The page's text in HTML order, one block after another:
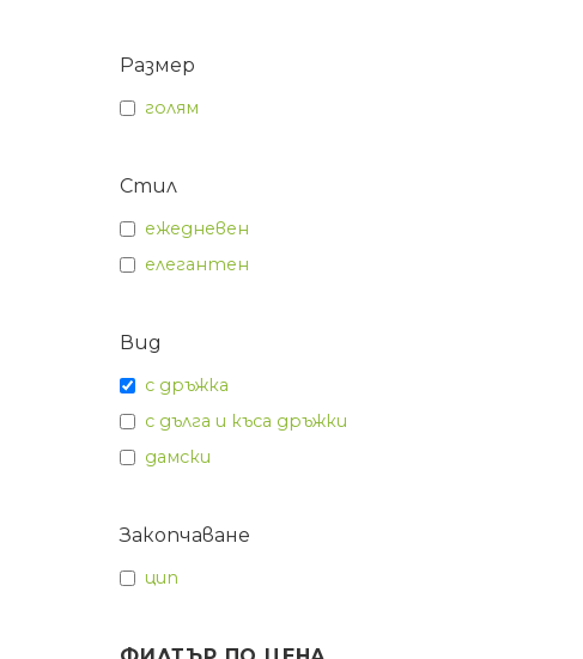
Размер
голям
Стил
ежедневен
елегантен
Вид
с дръжка
с дълга и къса дръжки
дамски
Закопчаване
цип